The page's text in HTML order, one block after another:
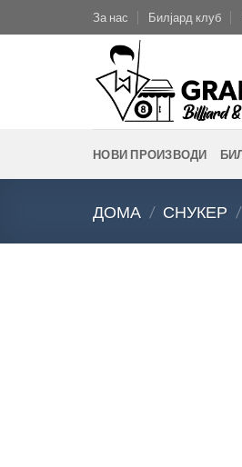
to
За нас Билјард клуб
НОВИ ПРОИЗВОДИ
ДОМА / СНУКЕР /